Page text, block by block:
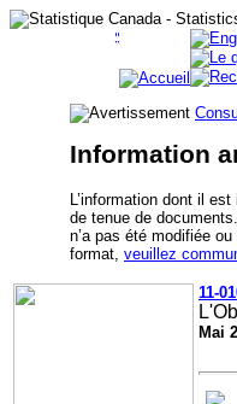
Information
L’information dont il
de tenue de
n’a pas été modifiée
format, veuillez
11-
Mai